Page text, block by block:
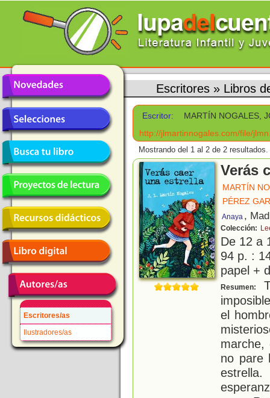
Escritores/as
Ilustradores/as
Escritores » Libros
Escritor:
MARTÍN NOGALES,
http://jlmartinnogales.com/file/
Mostrando del 1 al 2 de 2 resultados.
Verás
MARTÍN
PÉREZ
Anaya ,
Colección:
De 12 a
94 p. :
papel +
Resumen:
el
marche,
no pare